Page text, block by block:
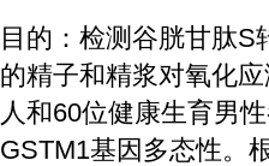
目的：检测谷胱甘肽S
的精子和精浆对氧化
人和60位健康生育男
GSTM1基因多态性。